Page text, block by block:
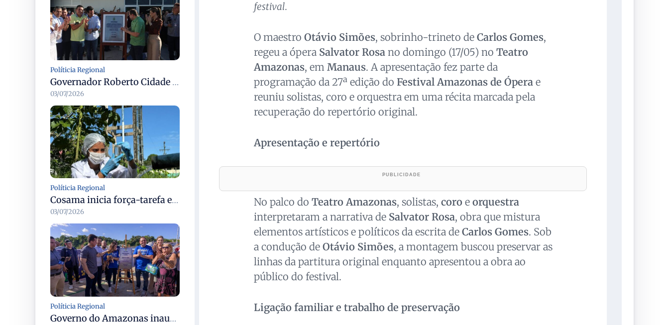
Políticia Regional
Governador Roberto Cidade entrega readequação do ambulatório da FCecon e amplia capacidade de atendimento oncológico em Manaus
03/07/2026
Políticia Regional
Cosama inicia força-tarefa em Anamã para fortalecer abastecimento de água e segurança hídrica da população
03/07/2026
Políticia Regional
Governo do Amazonas inaugura primeiro Castramóvel Fluvial para atendimento veterinário às comunidades ribeirinhas e castração gratuita
festival.
O maestro Otávio Simões, sobrinho-trineto de Carlos Gomes,
regeu a ópera Salvator Rosano domingo (17/05) no Teatro
Amazonas, em Manaus. A apresentação fez parte da
programação da 27ª edição do Festival Amazonas de Óperae
reuniu solistas, coro e orquestra em uma récita marcada pela
recuperação do repertório original.
Apresentação e repertório
No palco do Teatro Amazonas, solistas, coro e orquestra
interpretaram a narrativa de Salvator Rosa, obra que mistura
elementos artísticos e políticos da escrita de Carlos Gomes. Sob
a condução de Otávio Simões, a montagem buscou preservar as
linhas da partitura original enquanto apresentou a obra ao
público do festival.
Ligação familiar e trabalho de preservação